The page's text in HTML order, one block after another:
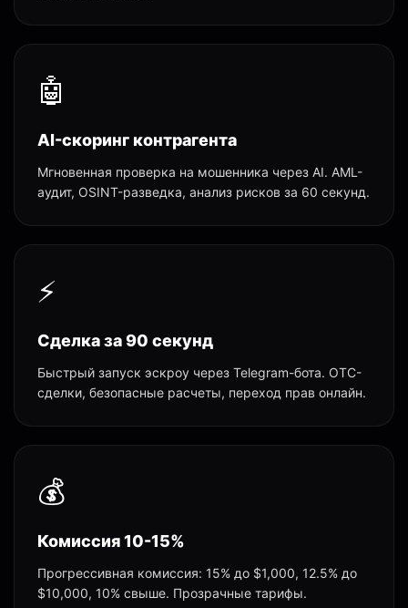
🤖
AI-скоринг контрагента
Мгновенная проверка на мошенника через AI. AML-
аудит, OSINT-разведка, анализ рисков за 60 секунд.
⚡
Сделка за 90 секунд
Быстрый запуск эскроу через Telegram-бота. OTC-
сделки, безопасные расчеты, переход прав онлайн.
💰
Комиссия 10-15%
Прогрессивная комиссия: 15% до $1,000, 12.5% до
$10,000, 10% свыше. Прозрачные тарифы.